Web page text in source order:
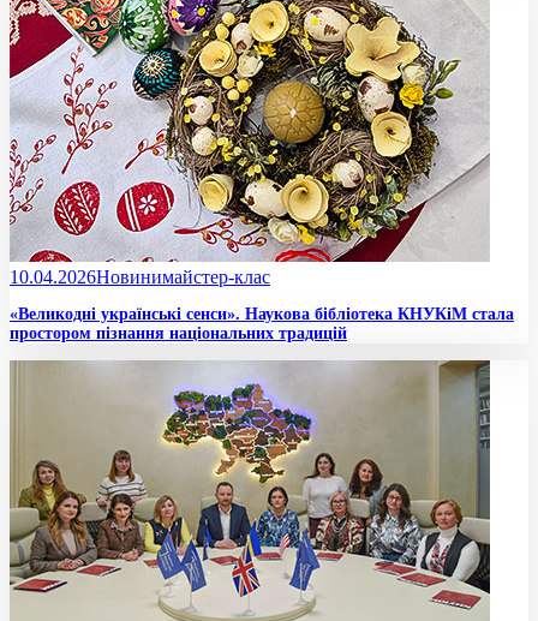
10.04.2026Новинимайстер-клас
«Великодні українські сенси». Наукова бібліотека КНУКіМ стала
простором пізнання національних традицій